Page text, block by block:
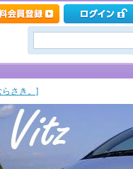
さき。]